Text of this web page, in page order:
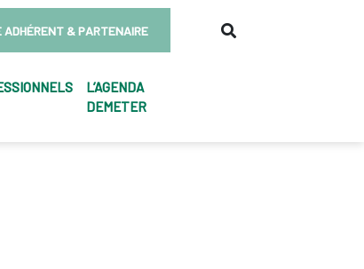
ADHÉRENT & PARTENAIRE
L’AGENDA
DEMETER